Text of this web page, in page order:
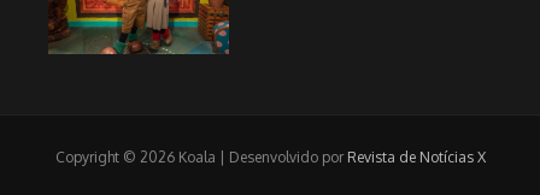
Copyright © 2026 Koala | Desenvolvido por Revista de Notícias X